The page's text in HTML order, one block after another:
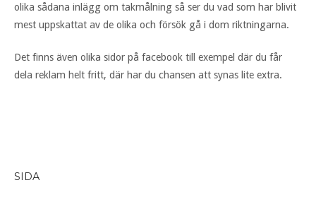
olika sådana inlägg om takmålning så ser du vad som har blivit
mest uppskattat av de olika och försök gå i dom riktningarna.
Det finns även olika sidor på facebook till exempel där du får
dela reklam helt fritt, där har du chansen att synas lite extra.
SIDA